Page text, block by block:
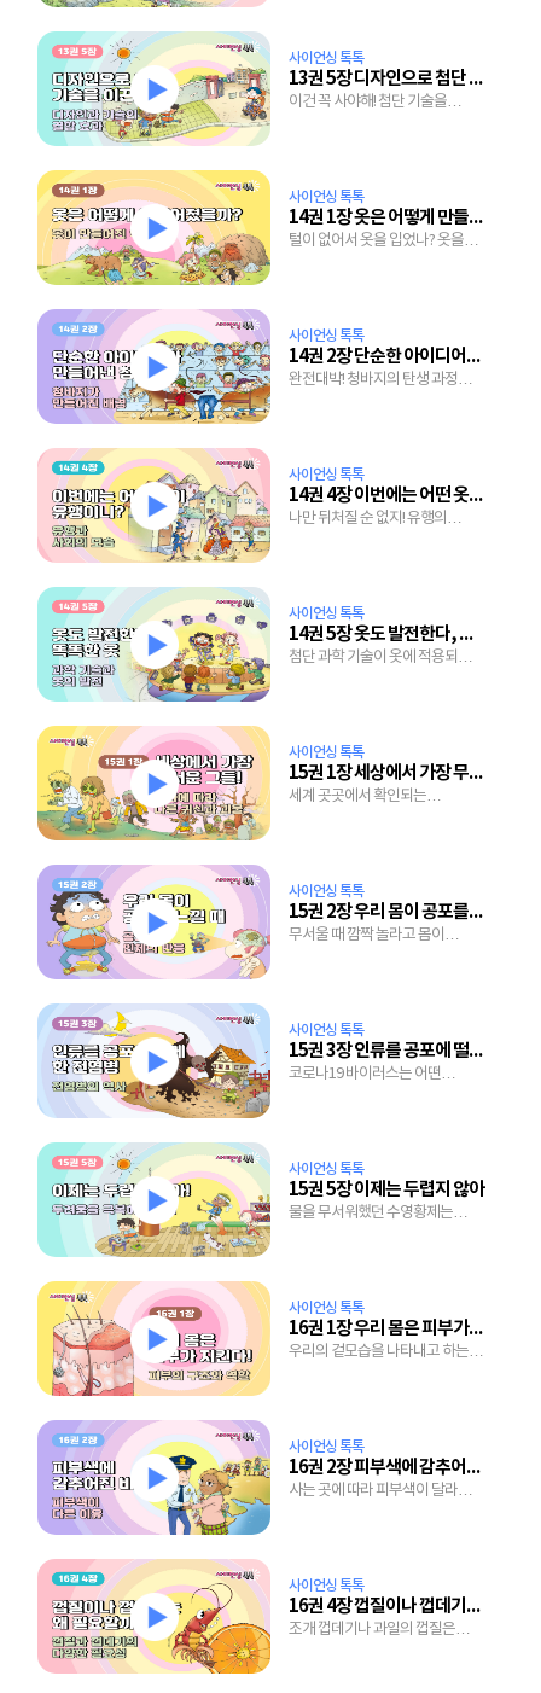
사이언싱 톡톡
13권 5장 디자인으로 첨단 기술을 이끈다
이건 꼭 사야해! 첨단 기술을
사이언싱 톡톡
14권 1장 옷은 어떻게 만들어졌을까?
털이 없어서 옷을 입었나? 옷을
사이언싱 톡톡
14권 2장 단순한 아이디어가 만들어낸 청바지
완전대박! 청바지의 탄생 과정과
사이언싱 톡톡
14권 4장 이번에는 어떤 옷이 유행이니?
나만 뒤처질 순 없지! 유행의
사이언싱 톡톡
14권 5장 옷도 발전한다, 똑똑한 옷
첨단 과학 기술이 옷에 적용되면
사이언싱 톡톡
15권 1장 세상에서 가장 무서운 그들!
세계 곳곳에서 확인되는
사이언싱 톡톡
15권 2장 우리 몸이 공포를 느낄 때
무서울 때 깜짝 놀라고 몸이
사이언싱 톡톡
15권 3장 인류를 공포에 떨게 한 전염병
코로나19 바이러스는 어떤
사이언싱 톡톡
15권 5장 이제는 두렵지 않아
물을 무서워했던 수영황제는
사이언싱 톡톡
16권 1장 우리 몸은 피부가 지킨다
우리의 겉모습을 나타내고 하는
사이언싱 톡톡
16권 2장 피부색에 감추어진 비밀
사는 곳에 따라 피부색이 달라지는
사이언싱 톡톡
16권 4장 껍질이나 껍데기는 왜 필요할까?
조개 껍데기나 과일의 껍질은